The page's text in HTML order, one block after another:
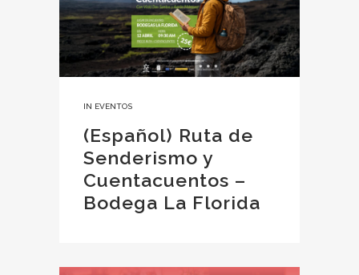
IN EVENTOS
(Español) Ruta de
Senderismo y
Cuentacuentos –
Bodega La Florida